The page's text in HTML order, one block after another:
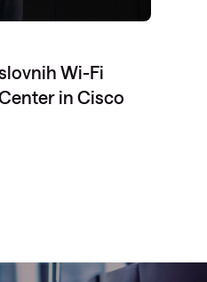
Wi-Fi
in Cisco